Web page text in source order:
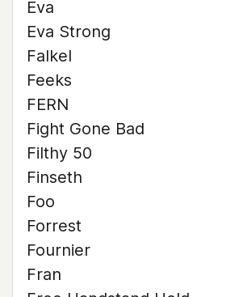
Eva
Eva Strong
Falkel
Feeks
FERN
Fight Gone Bad
Filthy 50
Finseth
Foo
Forrest
Fournier
Fran